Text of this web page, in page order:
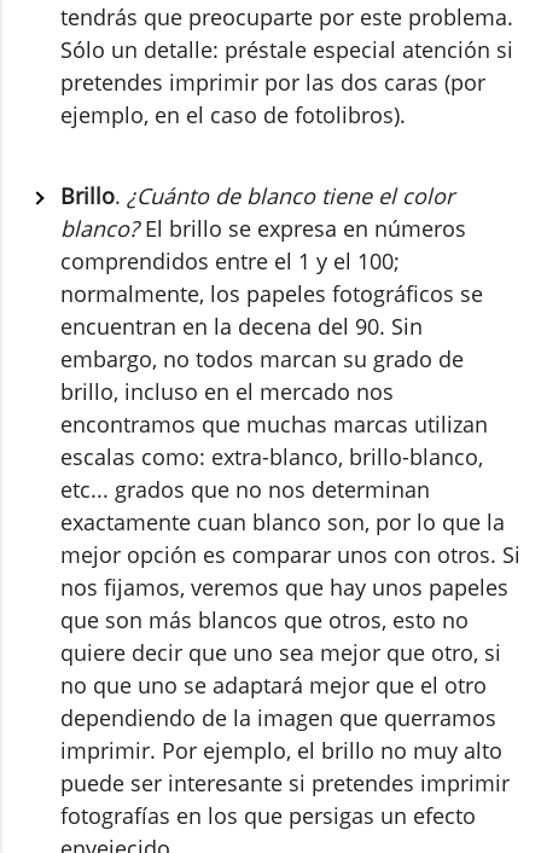
tendrás que preocuparte por este problema.
Sólo un detalle: préstale especial atención si
pretendes imprimir por las dos caras (por
ejemplo, en el caso de fotolibros).
Brillo. ¿Cuánto de blanco tiene el color
blanco?El brillo se expresa en números
comprendidos entre el 1 y el 100;
normalmente, los papeles fotográficos se
encuentran en la decena del 90. Sin
embargo, no todos marcan su grado de
brillo, incluso en el mercado nos
encontramos que muchas marcas utilizan
escalas como: extra-blanco, brillo-blanco,
etc... grados que no nos determinan
exactamente cuan blanco son, por lo que la
mejor opción es comparar unos con otros. Si
nos fijamos, veremos que hay unos papeles
que son más blancos que otros, esto no
quiere decir que uno sea mejor que otro, si
no que uno se adaptará mejor que el otro
dependiendo de la imagen que querramos
imprimir. Por ejemplo, el brillo no muy alto
puede ser interesante si pretendes imprimir
fotografías en los que persigas un efecto